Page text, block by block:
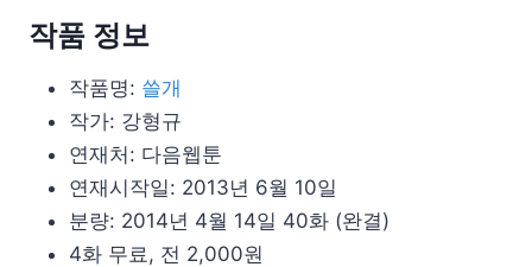
작품 정보
작품명: 쓸개
작가: 강형규
연재처: 다음웹툰
연재시작일: 2013년 6월 10일
분량: 2014년 4월 14일 40화 (완결)
4화 무료, 전 2,000원